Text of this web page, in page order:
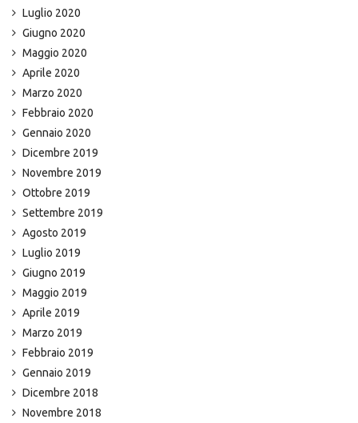
Luglio 2020
Giugno 2020
Maggio 2020
Aprile 2020
Marzo 2020
Febbraio 2020
Gennaio 2020
Dicembre 2019
Novembre 2019
Ottobre 2019
Settembre 2019
Agosto 2019
Luglio 2019
Giugno 2019
Maggio 2019
Aprile 2019
Marzo 2019
Febbraio 2019
Gennaio 2019
Dicembre 2018
Novembre 2018